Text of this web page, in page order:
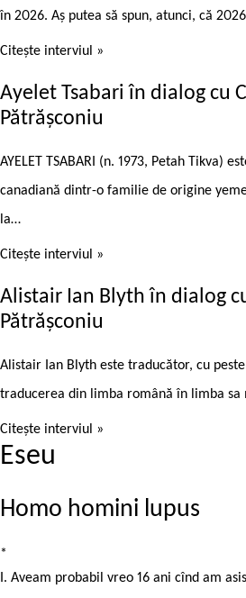
în 2026. Aș putea să spun, atunci, că
Citește interviul »
Ayelet Tsabari în dialog cu
Pătrășconiu
AYELET TSABARI (n. 1973, Petah Tikva)
canadiană dintr-o familie de origine
la…
Citește interviul »
Alistair Ian Blyth în dialog
Pătrășconiu
Alistair Ian Blyth este traducător, cu
traducerea din limba română în limba
Citește interviul »
Eseu
Homo homini lupus
*
I. Aveam probabil vreo 16 ani cînd am